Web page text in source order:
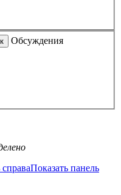
Обсуждения
Показать панель